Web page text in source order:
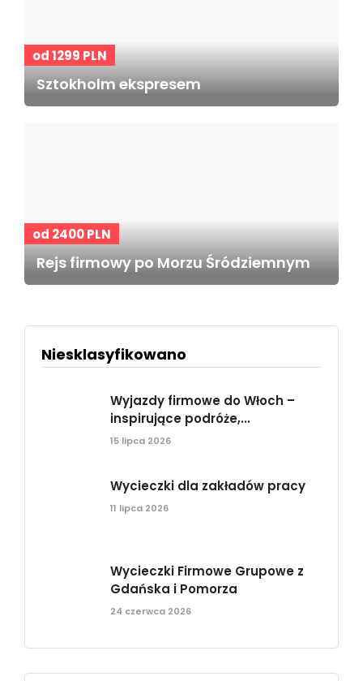
od 1299 PLN
Sztokholm ekspresem
od 2400 PLN
Rejs firmowy po Morzu Śródziemnym
Niesklasyfikowano
Wyjazdy firmowe do Włoch –
inspirujące podróże,...
15 lipca 2026
Wycieczki dla zakładów pracy
11 lipca 2026
Wycieczki Firmowe Grupowe z
Gdańska i Pomorza
24 czerwca 2026